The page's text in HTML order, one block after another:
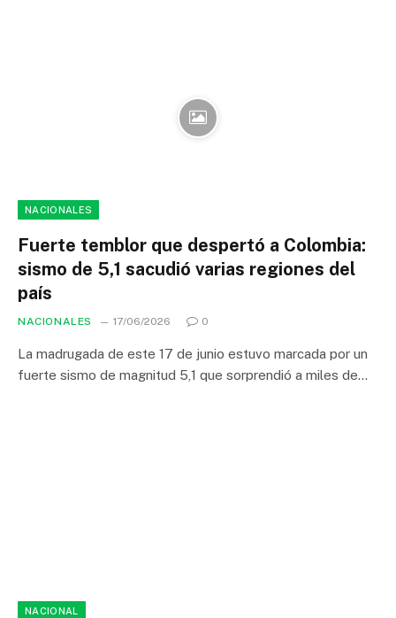
NACIONALES
Fuerte temblor que despertó a Colombia:
sismo de 5,1 sacudió varias regiones del
país
NACIONALES 17/06/2026 0
La madrugada de este 17 de junio estuvo marcada por un
fuerte sismo de magnitud 5,1 que sorprendió a miles de…
NACIONAL